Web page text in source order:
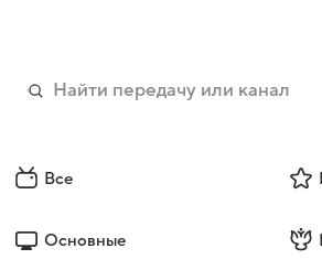
Все
Основные